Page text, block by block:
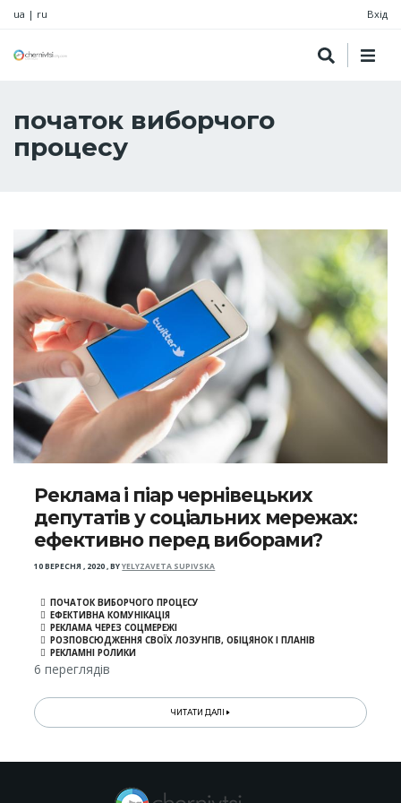
ua | ru Вхід
початок виборчого
процесу
Реклама і піар чернівецьких
депутатів у соціальних мережах:
ефективно перед виборами?
10 ВЕРЕСНЯ , 2020,BYYELYZAVETA SUPIVSKA
ПОЧАТОК ВИБОРЧОГО ПРОЦЕСУ
ЕФЕКТИВНА КОМУНІКАЦІЯ
РЕКЛАМА ЧЕРЕЗ СОЦМЕРЕЖІ
РОЗПОВСЮДЖЕННЯ СВОЇХ ЛОЗУНГІВ, ОБІЦЯНОК І ПЛАНІВ
РЕКЛАМНІ РОЛИКИ
6 переглядів
ЧИТАТИ ДАЛІ